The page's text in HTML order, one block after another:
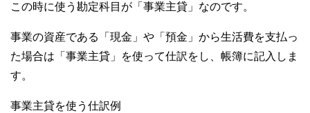
この時に使う勘定科目が「事業主貸」なのです。
事業の資産である「現金」や「預金」から生活費を支払っ
た場合は「事業主貸」を使って仕訳をし、帳簿に記入しま
す。
事業主貸を使う仕訳例